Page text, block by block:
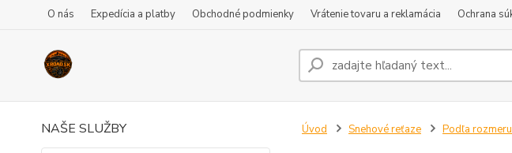
O nás Expedícia a platby Obchodné podmienky Vrátenie tovaru a reklamácia Ochrana
NAŠE SLUŽBY Úvod Snehové reťaze Podľa